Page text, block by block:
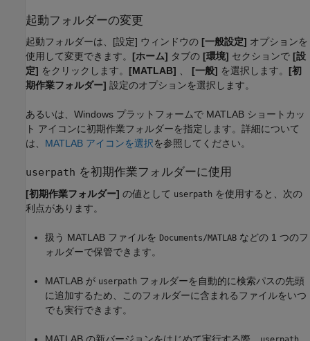
起動フォルダーの変更
起動フォルダーは、[設定] ウィンドウの [一般設定] オプションを
使用して変更できます。 [ホーム] タブの [環境] セクションで [設
定] をクリックします。 [MATLAB] [一般] を選択します。 [初
期作業フォルダー] 設定のオプションを選択します。
あるいは、Windows プラットフォームで MATLAB ショートカッ
ト アイコンに初期作業フォルダーを指定します。詳細について
は、 MATLAB アイコンを選択を参照してください。
userpath を初期作業フォルダーに使用
[初期作業フォルダー] の値として userpath を使用すると、次の
利点があります。
扱う MATLAB ファイルを Documents/MATLAB などの 1 つのフ
ォルダーで保管できます。
MATLAB が userpath フォルダーを自動的に検索パスの先頭
に追加するため、このフォルダーに含まれるファイルをいつ
でも実行できます。
MATLAB の新バージョンをはじめて実行する際、